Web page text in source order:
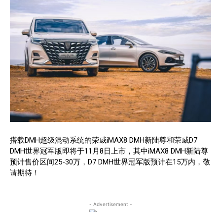
搭载DMH超级混动系统的荣威iMAX8 DMH新陆尊和荣威D7
DMH世界冠军版即将于11月8日上市，其中iMAX8 DMH新陆尊
预计售价区间25-30万，D7 DMH世界冠军版预计在15万内，敬
请期待！
- Advertisement -